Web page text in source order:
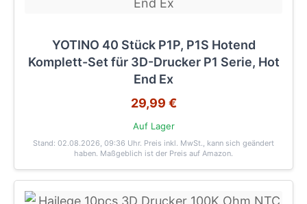
YOTINO 40 Stück P1P, P1S Hotend
Komplett-Set für 3D-Drucker P1 Serie, Hot
End Ex
29,99 €
Auf Lager
Stand: 02.08.2026, 09:36 Uhr. Preis inkl. MwSt., kann sich geändert
haben. Maßgeblich ist der Preis auf Amazon.